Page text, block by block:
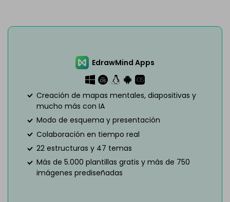
EdrawMind Apps
Creación de mapas mentales, diapositivas y
mucho más con IA
Modo de esquema y presentación
Colaboración en tiempo real
22 estructuras y 47 temas
Más de 5.000 plantillas gratis y más de 750
imágenes prediseñadas